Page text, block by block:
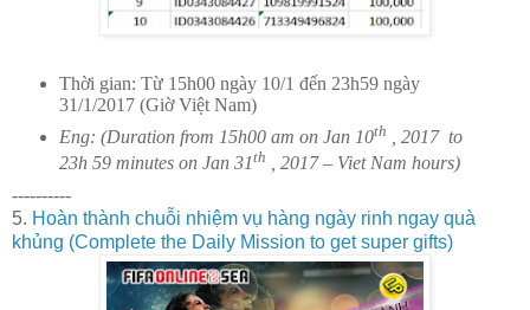
Thời gian: Từ 15h00 ngày 10/1 đến 23h59 ngày
31/1/2017 (Giờ Việt Nam)
Eng: (Duration from 15h00 am on Jan 10th , 2017 to
23h 59 minutes on Jan 31th
, 2017 – Viet Nam hours)
----------
5. Hoàn thành chuỗi nhiệm vụ hàng ngày rinh ngay quà
khủng (Complete the Daily Mission to get super gifts)